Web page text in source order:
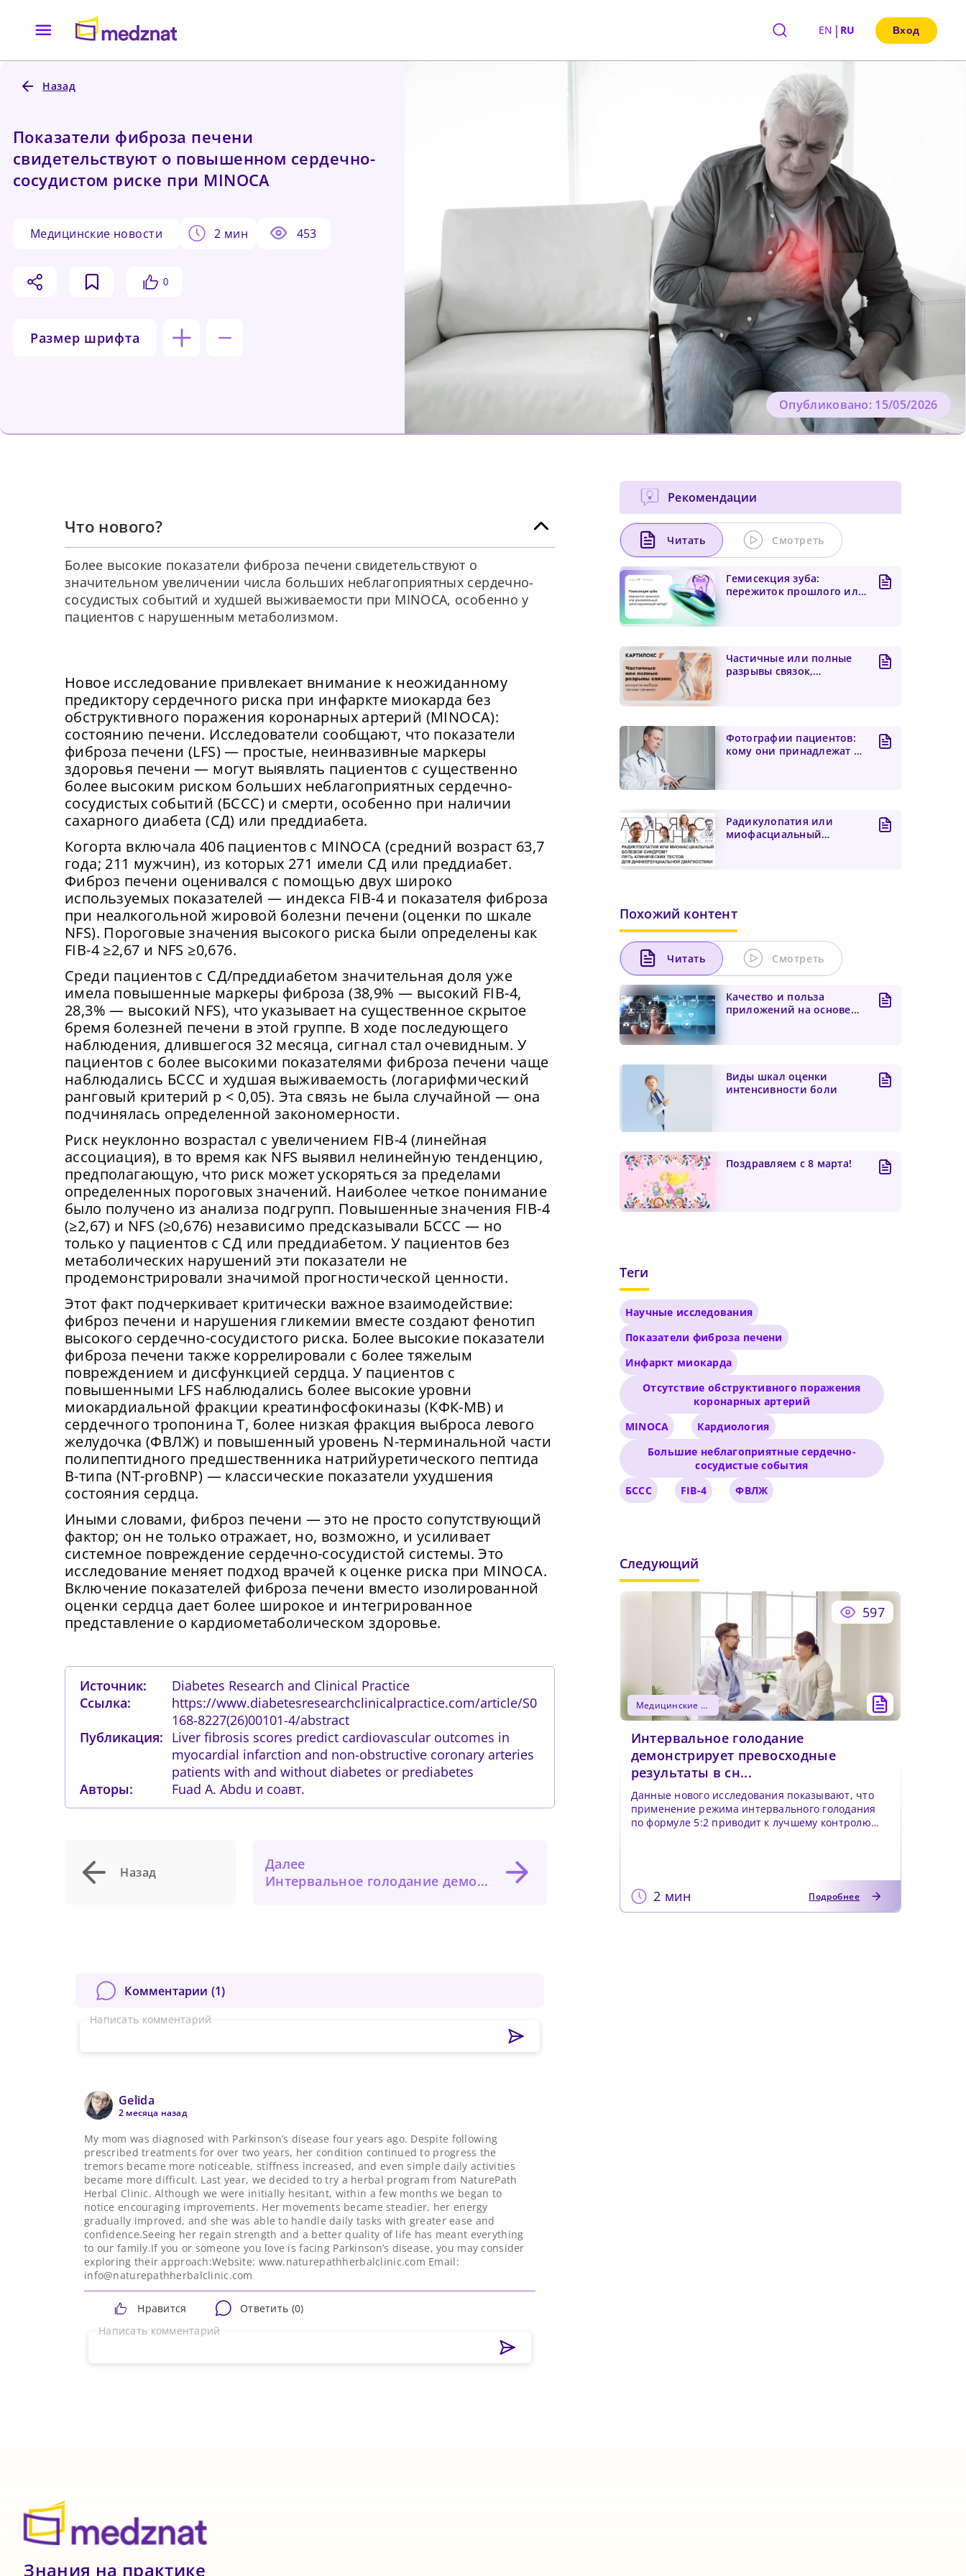
EN | RU Вход
Сменить пароль!
Новый Пароль*
Придумайте пароль
Как минимум одна заглавная буква, одна цифра и один специальный
символ
Как минимум одна строчная латинская буква
Пароль должен содержать от 8 до 12 символов
Подтвердите Пароль
Нажимая на кнопку «Продолжить», а также при регистрации и
входе через аккаунты сторонних сервисов, Вы принимаете
касающееся обработки Ваших персональных данных. Подробнее
об обработке данных вПолитике.
Отправить
Назад
Показатели фиброза печени
свидетельствуют о повышенном сердечно-
сосудистом риске при MINOCA
медицинские новости 2 мин 453
0
Размер шрифта
Опубликовано: 15/05/2026
Что нового?
Более высокие показатели фиброза печени свидетельствуют о
значительном увеличении числа больших неблагоприятных сердечно-
сосудистых событий и худшей выживаемости при MINOCA, особенно у
пациентов с нарушенным метаболизмом.
Новое исследование привлекает внимание к неожиданному
предиктору сердечного риска при инфаркте миокарда без
обструктивного поражения коронарных артерий (MINOCA):
состоянию печени. Исследователи сообщают, что показатели
фиброза печени (LFS) — простые, неинвазивные маркеры
здоровья печени — могут выявлять пациентов с существенно
более высоким риском больших неблагоприятных сердечно-
сосудистых событий (БССС) и смерти, особенно при наличии
сахарного диабета (СД) или преддиабета.
Когорта включала 406 пациентов с MINOCA (средний возраст 63,7
года; 211 мужчин), из которых 271 имели СД или преддиабет.
Фиброз печени оценивался с помощью двух широко
используемых показателей — индекса FIB-4 и показателя фиброза
при неалкогольной жировой болезни печени (оценки по шкале
NFS). Пороговые значения высокого риска были определены как
FIB-4 ≥2,67 и NFS ≥0,676.
Среди пациентов с СД/преддиабетом значительная доля уже
имела повышенные маркеры фиброза (38,9% — высокий FIB-4,
28,3% — высокий NFS), что указывает на существенное скрытое
бремя болезней печени в этой группе. В ходе последующего
наблюдения, длившегося 32 месяца, сигнал стал очевидным. У
пациентов с более высокими показателями фиброза печени чаще
наблюдались БССС и худшая выживаемость (логарифмический
ранговый критерий p < 0,05). Эта связь не была случайной — она
подчинялась определенной закономерности.
Риск неуклонно возрастал с увеличением FIB-4 (линейная
ассоциация), в то время как NFS выявил нелинейную тенденцию,
предполагающую, что риск может ускоряться за пределами
определенных пороговых значений. Наиболее четкое понимание
было получено из анализа подгрупп. Повышенные значения FIB-4
(≥2,67) и NFS (≥0,676) независимо предсказывали БССС — но
только у пациентов с СД или преддиабетом. У пациентов без
метаболических нарушений эти показатели не
продемонстрировали значимой прогностической ценности.
Этот факт подчеркивает критически важное взаимодействие:
фиброз печени и нарушения гликемии вместе создают фенотип
высокого сердечно-сосудистого риска. Более высокие показатели
фиброза печени также коррелировали с более тяжелым
повреждением и дисфункцией сердца. У пациентов с
повышенными LFS наблюдались более высокие уровни
миокардиальной фракции креатинфосфокиназы (КФК-MB) и
сердечного тропонина Т, более низкая фракция выброса левого
желудочка (ФВЛЖ) и повышенный уровень N-терминальной части
полипептидного предшественника натрийуретического пептида
В-типа (NT-proBNP) — классические показатели ухудшения
состояния сердца.
Иными словами, фиброз печени — это не просто сопутствующий
фактор; он не только отражает, но, возможно, и усиливает
системное повреждение сердечно-сосудистой системы. Это
исследование меняет подход врачей к оценке риска при MINOCA.
Включение показателей фиброза печени вместо изолированной
оценки сердца дает более широкое и интегрированное
представление о кардиометаболическом здоровье.
Источник:
Diabetes Research and Clinical Practice
Ссылка:
https://www.diabetesresearchclinicalpractice.com/article/S0
168-8227(26)00101-4/abstract
Публикация: Liver fibrosis scores predict cardiovascular outcomes in
myocardial infarction and non-obstructive coronary arteries
patients with and without diabetes or prediabetes
Авторы:
Fuad A. Abdu и соавт.
Назад
Далее
Интервальное голодание демонстрирует превосходные результаты в снижении жировой массы тела и улучшении метаболизма
Комментарии (1)
Написать комментарий
Gelida
2 месяца назад
My mom was diagnosed with Parkinson’s disease four years ago. Despite following
prescribed treatments for over two years, her condition continued to progress the
tremors became more noticeable, stiffness increased, and even simple daily activities
became more difficult. Last year, we decided to try a herbal program from NaturePath
Herbal Clinic. Although we were initially hesitant, within a few months we began to
notice encouraging improvements. Her movements became steadier, her energy
gradually improved, and she was able to handle daily tasks with greater ease and
confidence.Seeing her regain strength and a better quality of life has meant everything
to our family.If you or someone you love is facing Parkinson’s disease, you may consider
exploring their approach:Website: www.naturepathherbalclinic.com Email:
info@naturepathherbalclinic.com
Нравится Ответить (0)
Написать комментарий
Рекомендации
Читать Смотреть
Гемисекция зуба:
пережиток прошлого или
Частичные или полные
разрывы связок,
Фотографии пациентов:
кому они принадлежат и
Радикулопатия или
миофасциальный
Похожий контент
Читать Смотреть
Качество и польза
приложений на основе
Виды шкал оценки
интенсивности боли
Поздравляем с 8 марта!
Теги
Научные исследования
Показатели фиброза печени
Инфаркт миокарда
Отсутствие обструктивного поражения
коронарных артерий
MINOCA
Кардиология
Большие неблагоприятные сердечно-
сосудистые события
БССС
FIB-4 ФВЛЖ
Следующий
597
медицинские новости
Интервальное голодание
демонстрирует превосходные
результаты в сн...
Данные нового исследования показывают, что
применение режима интервального голодания
по формуле 5:2 приводит к лучшему контролю
2 мин Подробнее
Знания на практике
Сейчас скорость вашего интернета невысокая, из-за чего
могут возникнуть сложности при использовании нашего
сайта. Чтобы обеспечить более стабильную работу,
подключитесь к быстрому соединению.
Продолжить просмотр